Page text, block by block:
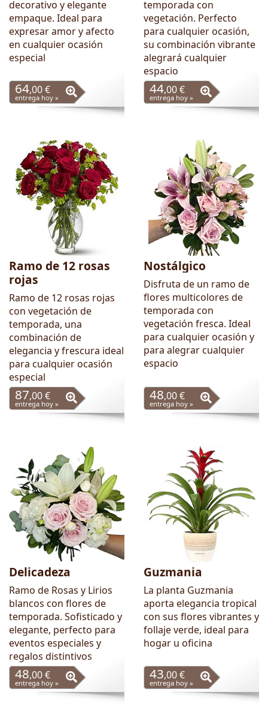
decorativo y elegante
empaque. Ideal para
expresar amor y afecto
en cualquier ocasión
especial
64,00 €
entrega hoy »
temporada con
vegetación. Perfecto
para cualquier ocasión,
su combinación vibrante
alegrará cualquier
espacio
44,00 €
entrega hoy »
Ramo de 12 rosas
rojas
Ramo de 12 rosas rojas
con vegetación de
temporada, una
combinación de
elegancia y frescura ideal
para cualquier ocasión
especial
87,00 €
entrega hoy »
Nostálgico
Disfruta de un ramo de
flores multicolores de
temporada con
vegetación fresca. Ideal
para cualquier ocasión y
para alegrar cualquier
espacio
48,00 €
entrega hoy »
Delicadeza
Ramo de Rosas y Lirios
blancos con flores de
temporada. Sofisticado y
elegante, perfecto para
eventos especiales y
regalos distintivos
48,00 €
entrega hoy »
Guzmania
La planta Guzmania
aporta elegancia tropical
con sus flores vibrantes y
follaje verde, ideal para
hogar u oficina
43,00 €
entrega hoy »